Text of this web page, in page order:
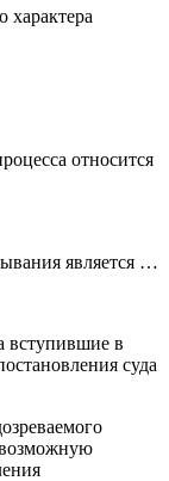
относится
является …
вступившие в
суда
возможную